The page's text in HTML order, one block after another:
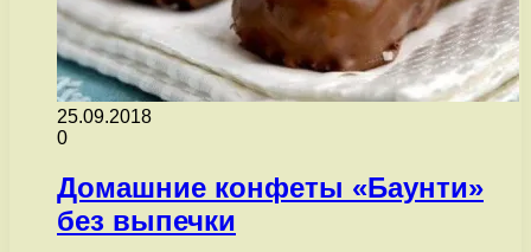
25.09.2018
0
Домашние конфеты «Баунти»
без выпечки